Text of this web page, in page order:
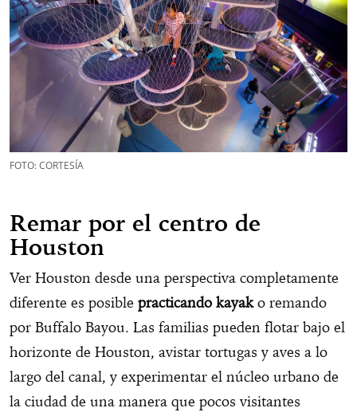
FOTO: CORTESÍA
Remar por el centro de
Houston
Ver Houston desde una perspectiva completamente
diferente es posible practicando kayako remando
por Buffalo Bayou. Las familias pueden flotar bajo el
horizonte de Houston, avistar tortugas y aves a lo
largo del canal, y experimentar el núcleo urbano de
la ciudad de una manera que pocos visitantes